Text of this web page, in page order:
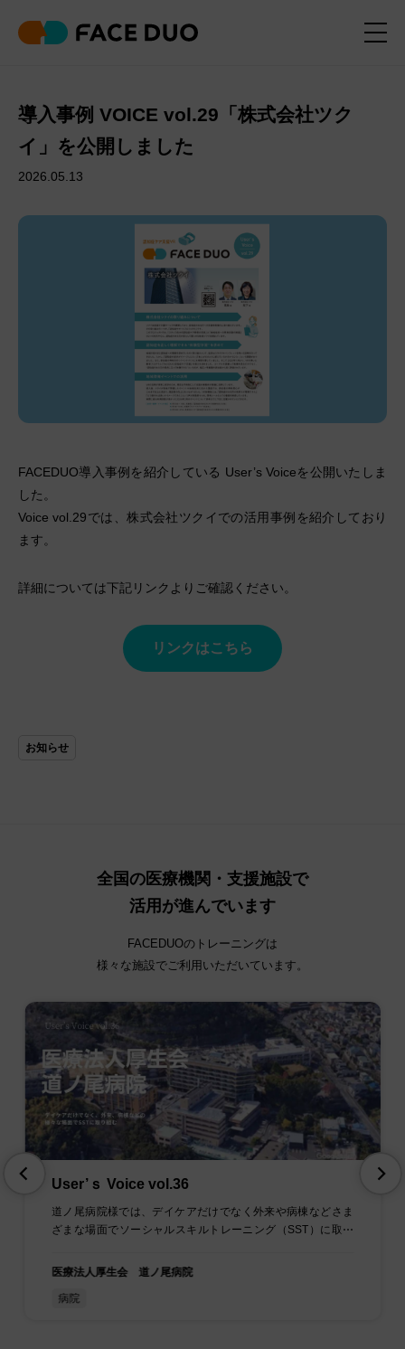
導入事例 VOICE vol.29「株式会社ツク
イ」を公開しました
2026.05.13
FACEDUO導入事例を紹介している User’s Voiceを公開いたしま
した。
Voice vol.29では、株式会社ツクイでの活用事例を紹介しており
ます。
詳細については下記リンクよりご確認ください。
リンクはこちら
お知らせ
全国の医療機関・支援施設で
活用が進んでいます
FACEDUOのトレーニングは
様々な施設でご利用いただいています。
User’ｓ Voice vol.36
道ノ尾病院様では、デイケアだけでなく外来や病棟などさま
ざまな場面でソーシャルスキルトレーニング（SST）に取り
医療法人厚生会 道ノ尾病院
病院